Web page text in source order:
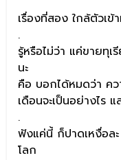
เรื่องที่สอง ใกล้ตัวเ
.
รู้หรือไม่ว่า แค่ขายทุเ
นะ
คือ บอกได้หมดว่า คว
เดือนจะเป็นอย่างไร
.
ฟังแค่นี้ ก็ปาดเหงื่อล
โลก